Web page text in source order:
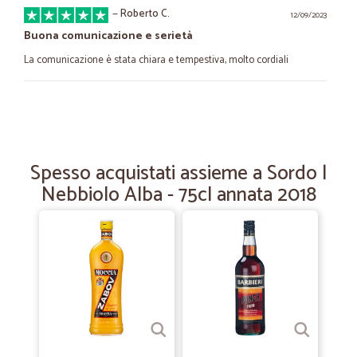
12/09/2023
—Roberto C.
Buona comunicazione e serietà
La comunicazione è stata chiara e tempestiva, molto cordiali
La precisione nell'ordine e consegna
—Enrico P.
Consegna rapida
Spesso acquistati assieme a Sordo |
Nebbiolo Alba - 75cl annata 2018